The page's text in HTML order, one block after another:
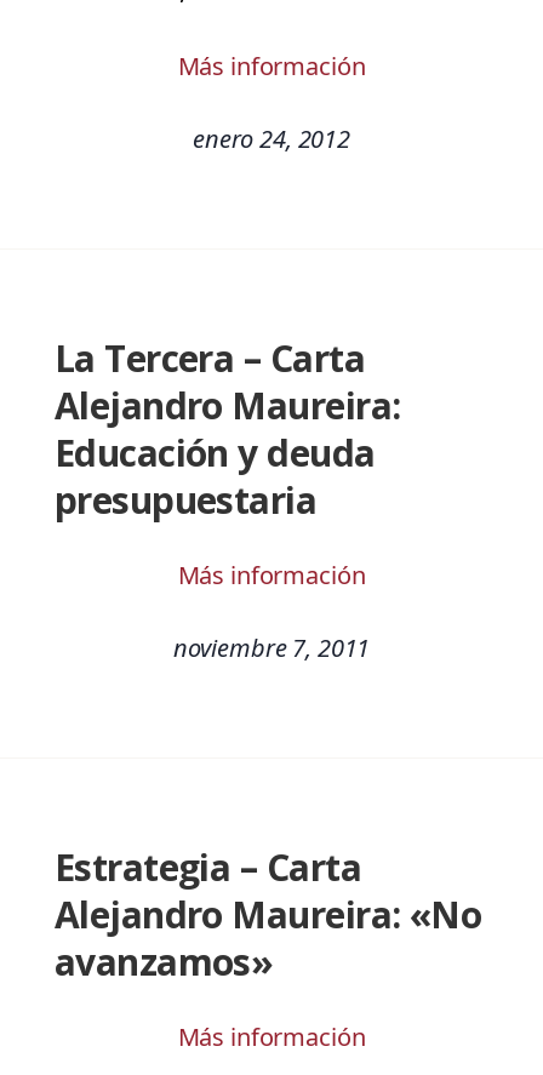
Más información
enero 24, 2012
La Tercera – Carta
Alejandro Maureira:
Educación y deuda
presupuestaria
Más información
noviembre 7, 2011
Estrategia – Carta
Alejandro Maureira: «No
avanzamos»
Más información